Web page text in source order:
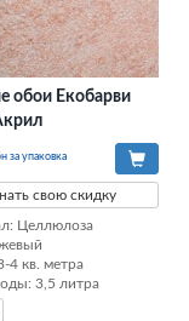
обои Екобарви
за упаковка
свою скидку
Целлюлоза
4 кв. метра
3,5 литра